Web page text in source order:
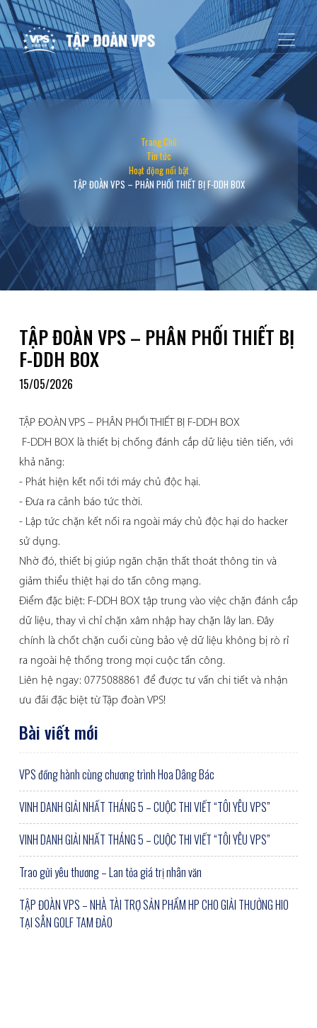
Trang Chủ
Tin tức
Hoạt động nổi bật
TẬP ĐOÀN VPS – PHÂN PHỐI THIẾT BỊ F-DDH BOX
TẬP ĐOÀN VPS – PHÂN PHỐI THIẾT BỊ
F-DDH BOX
15/05/2026
TẬP ĐOÀN VPS – PHÂN PHỐI THIẾT BỊ F-DDH BOX
F-DDH BOX là thiết bị chống đánh cắp dữ liệu tiên tiến, với
khả năng:
- Phát hiện kết nối tới máy chủ độc hại.
- Đưa ra cảnh báo tức thời.
- Lập tức chặn kết nối ra ngoài máy chủ độc hại do hacker
sử dụng.
Nhờ đó, thiết bị giúp ngăn chặn thất thoát thông tin và
giảm thiểu thiệt hại do tấn công mạng.
Điểm đặc biệt: F-DDH BOX tập trung vào việc chặn đánh cắp
dữ liệu, thay vì chỉ chặn xâm nhập hay chặn lây lan. Đây
chính là chốt chặn cuối cùng bảo vệ dữ liệu không bị rò rỉ
ra ngoài hệ thống trong mọi cuộc tấn công.
Liên hệ ngay: 0775088861 để được tư vấn chi tiết và nhận
ưu đãi đặc biệt từ Tập đoàn VPS!
Bài viết mới
VPS đồng hành cùng chương trình Hoa Dâng Bác
VINH DANH GIẢI NHẤT THÁNG 5 – CUỘC THI VIẾT “TÔI YÊU VPS”
VINH DANH GIẢI NHẤT THÁNG 5 – CUỘC THI VIẾT “TÔI YÊU VPS”
Trao gửi yêu thương – Lan tỏa giá trị nhân văn
TẬP ĐOÀN VPS – NHÀ TÀI TRỢ SẢN PHẨM HP CHO GIẢI THƯỞNG HIO
TẠI SÂN GOLF TAM ĐẢO